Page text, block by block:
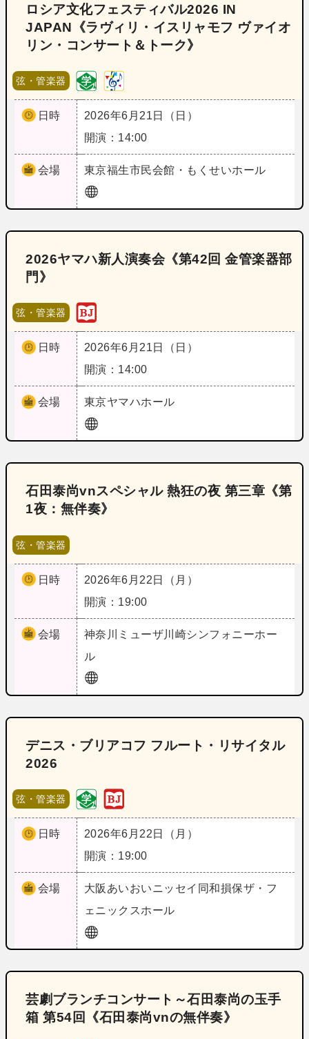
ロシア文化フェスティバル2026 IN
JAPAN《ラヴィリ・イスリャモフ ヴァイオ
リン・コンサート＆トーク》
弦・管楽器
日時
2026年6月21日（日）
開演：14:00
会場 東京福生市民会館・もくせいホール
2026ヤマハ新人演奏会《第42回 金管楽器部
門》
弦・管楽器
日時
2026年6月21日（日）
開演：14:00
会場 東京ヤマハホール
石田泰尚vnスペシャル 熱狂の夜 第三章《第
1夜：無伴奏》
弦・管楽器
日時
2026年6月22日（月）
開演：19:00
会場 神奈川
ミューザ川崎シンフォニーホー
ル
デニス・ブリアコフ フルート・リサイタル
2026
弦・管楽器
日時
2026年6月22日（月）
開演：19:00
会場 大阪 あいおいニッセイ同和損保ザ・フ
ェニックスホール
芸劇ブランチコンサート～石田泰尚の玉手
箱 第54回《石田泰尚vnの無伴奏》